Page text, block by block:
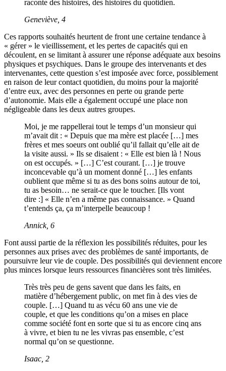
raconte des histoires, des histoires du quotidien.
Geneviève, 4
Ces rapports souhaités heurtent de front une certaine tendance à
« gérer » le vieillissement, et les pertes de capacités qui en
découlent, en se limitant à assurer une réponse adéquate aux besoins
physiques et psychiques. Dans le groupe des intervenants et des
intervenantes, cette question s’est imposée avec force, possiblement
en raison de leur contact quotidien, du moins pour la majorité
d’entre eux, avec des personnes en perte ou grande perte
d’autonomie. Mais elle a également occupé une place non
négligeable dans les deux autres groupes.
Moi, je me rappellerai tout le temps d’un monsieur qui
m’avait dit : « Depuis que ma mère est placée […] mes
frères et mes soeurs ont oublié qu’il fallait qu’elle ait de
la visite aussi. » Ils se disaient : « Elle est bien là ! Nous
on est occupés. » […] C’est courant. […] je trouve
inconcevable qu’à un moment donné […] les enfants
oublient que même si tu as des bons soins autour de toi,
tu as besoin… ne serait-ce que le toucher. [Ils vont
dire :] « Elle n’en a même pas connaissance. » Quand
t’entends ça, ça m’interpelle beaucoup !
Annick, 6
Font aussi partie de la réflexion les possibilités réduites, pour les
personnes aux prises avec des problèmes de santé importants, de
poursuivre leur vie de couple. Des possibilités qui deviennent encore
plus minces lorsque leurs ressources financières sont très limitées.
Très très peu de gens savent que dans les faits, en
matière d’hébergement public, on met fin à des vies de
couple. […] Quand tu as vécu 60 ans une vie de
couple, et que les conditions qu’on a mises en place
comme société font en sorte que si tu as encore cinq ans
à vivre, et bien tu ne les vivras pas ensemble, c’est
normal qu’on se questionne.
Isaac, 2